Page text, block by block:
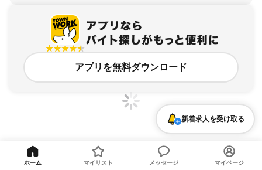
アプリを無料ダウンロード
大阪府、期間限定（春夏冬休み等）のアルバイト・バイト求人情報
求人の詳細を表示
新着求人を受け取る
ホーム マイリスト メッセージ マイページ